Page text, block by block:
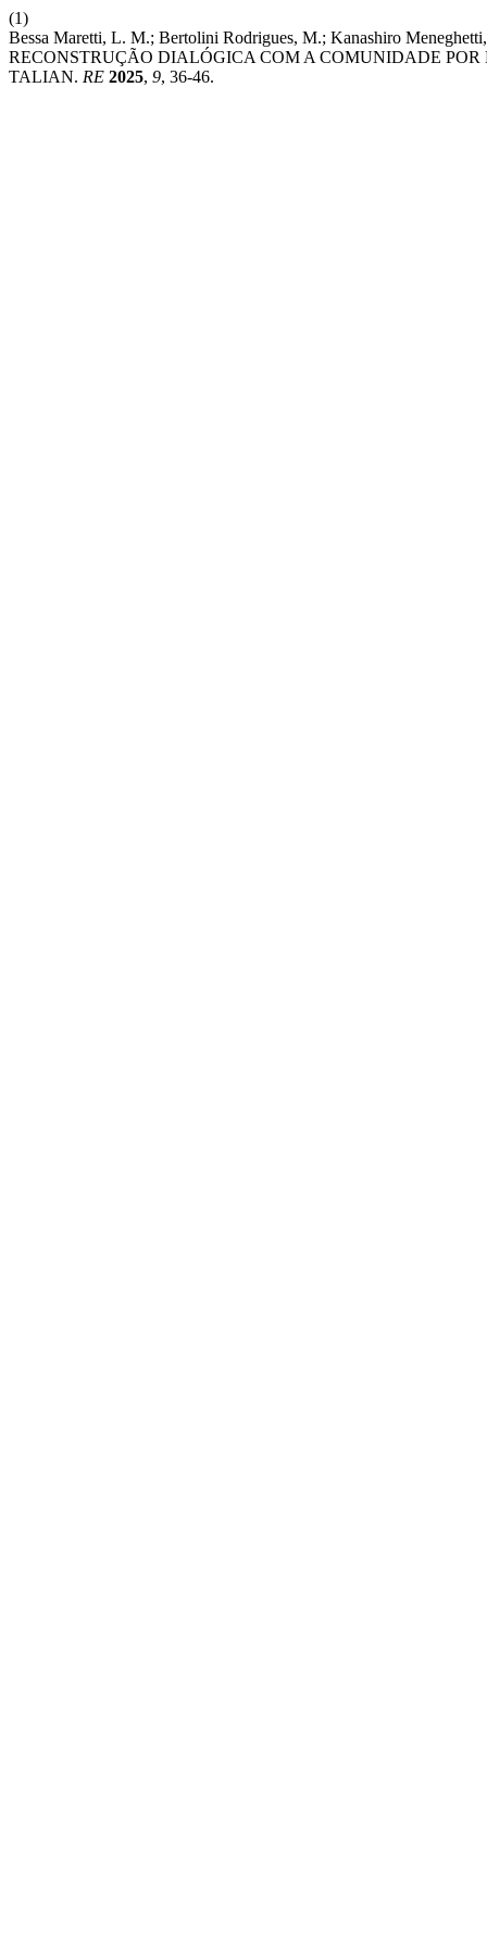
(1)
Bessa Maretti, L. M.; Bertolini Rodrigues, M.; Kanashiro
RECONSTRUÇÃO DIALÓGICA COM A COMUNIDADE
TALIAN. RE 2025, 9, 36-46.